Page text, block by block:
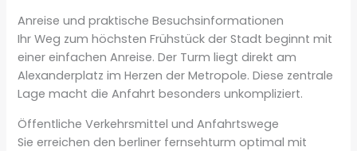
Anreise und praktische Besuchsinformationen
Ihr Weg zum höchsten Frühstück der Stadt beginnt mit
einer einfachen Anreise. Der Turm liegt direkt am
Alexanderplatz im Herzen der Metropole. Diese zentrale
Lage macht die Anfahrt besonders unkompliziert.
Öffentliche Verkehrsmittel und Anfahrtswege
Sie erreichen den berliner fernsehturm optimal mit